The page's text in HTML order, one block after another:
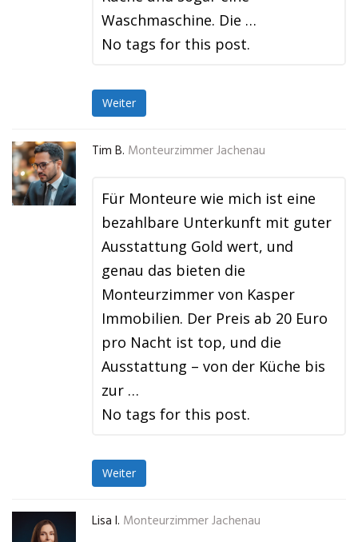
Waschmaschine. Die …
No tags for this post.
Weiter
Tim B. Monteurzimmer Jachenau
Für Monteure wie mich ist eine
bezahlbare Unterkunft mit guter
Ausstattung Gold wert, und
genau das bieten die
Monteurzimmer von Kasper
Immobilien. Der Preis ab 20 Euro
pro Nacht ist top, und die
Ausstattung – von der Küche bis
zur …
No tags for this post.
Weiter
Lisa I. Monteurzimmer Jachenau